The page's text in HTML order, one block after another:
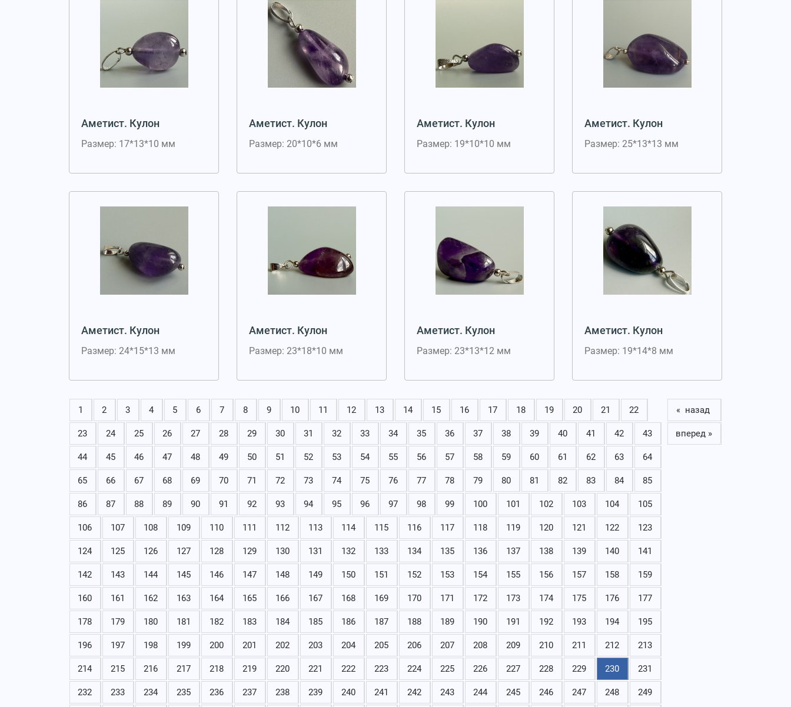
Аметист. Кулон
Размер: 17*13*10 мм
Аметист. Кулон
Размер: 20*10*6 мм
Аметист. Кулон
Размер: 19*10*10 мм
Аметист. Кулон
Размер: 25*13*13 мм
Аметист. Кулон
Размер: 24*15*13 мм
Аметист. Кулон
Размер: 23*18*10 мм
Аметист. Кулон
Размер: 23*13*12 мм
Аметист. Кулон
Размер: 19*14*8 мм
1 2 3 4 5 6 7 8 9 10 11 12 13 14 15 16 17 18 19 20 21 22
23 24 25 26 27 28 29 30 31 32 33 34 35 36 37 38 39 40 41 42 43
44 45 46 47 48 49 50 51 52 53 54 55 56 57 58 59 60 61 62 63 64
65 66 67 68 69 70 71 72 73 74 75 76 77 78 79 80 81 82 83 84 85
86 87 88 89 90 91 92 93 94 95 96 97 98 99 100 101 102 103 104 105
106 107 108 109 110 111 112 113 114 115 116 117 118 119 120 121 122 123
124 125 126 127 128 129 130 131 132 133 134 135 136 137 138 139 140 141
142 143 144 145 146 147 148 149 150 151 152 153 154 155 156 157 158 159
160 161 162 163 164 165 166 167 168 169 170 171 172 173 174 175 176 177
178 179 180 181 182 183 184 185 186 187 188 189 190 191 192 193 194 195
196 197 198 199 200 201 202 203 204 205 206 207 208 209 210 211 212 213
214 215 216 217 218 219 220 221 222 223 224 225 226 227 228 229 230 231
232 233 234 235 236 237 238 239 240 241 242 243 244 245 246 247 248 249
« назад
вперед »